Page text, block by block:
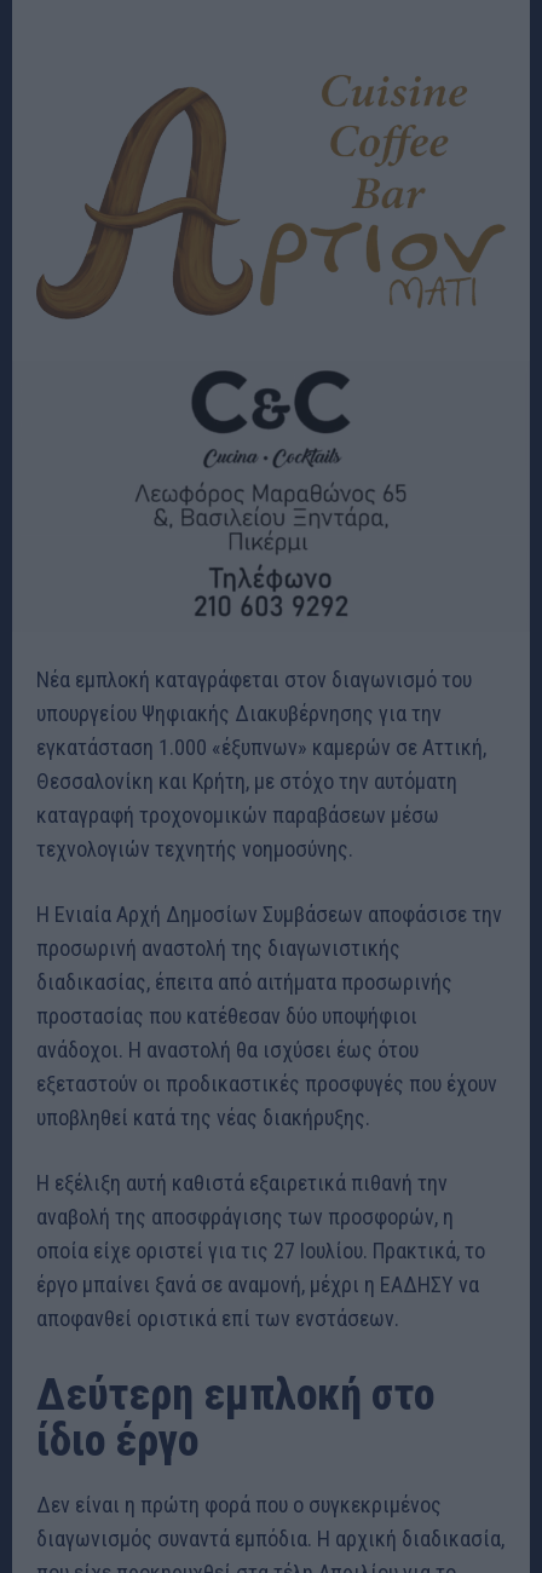
Νέα εμπλοκή καταγράφεται στον διαγωνισμό του
υπουργείου Ψηφιακής Διακυβέρνησης για την
εγκατάσταση 1.000 «έξυπνων» καμερών σε Αττική,
Θεσσαλονίκη και Κρήτη, με στόχο την αυτόματη
καταγραφή τροχονομικών παραβάσεων μέσω
τεχνολογιών τεχνητής νοημοσύνης.
Η Ενιαία Αρχή Δημοσίων Συμβάσεων αποφάσισε την
προσωρινή αναστολή της διαγωνιστικής
διαδικασίας, έπειτα από αιτήματα προσωρινής
προστασίας που κατέθεσαν δύο υποψήφιοι
ανάδοχοι. Η αναστολή θα ισχύσει έως ότου
εξεταστούν οι προδικαστικές προσφυγές που έχουν
υποβληθεί κατά της νέας διακήρυξης.
Η εξέλιξη αυτή καθιστά εξαιρετικά πιθανή την
αναβολή της αποσφράγισης των προσφορών, η
οποία είχε οριστεί για τις 27 Ιουλίου. Πρακτικά, το
έργο μπαίνει ξανά σε αναμονή, μέχρι η ΕΑΔΗΣΥ να
αποφανθεί οριστικά επί των ενστάσεων.
Δεύτερη εμπλοκή στο
ίδιο έργο
Δεν είναι η πρώτη φορά που ο συγκεκριμένος
διαγωνισμός συναντά εμπόδια. Η αρχική διαδικασία,